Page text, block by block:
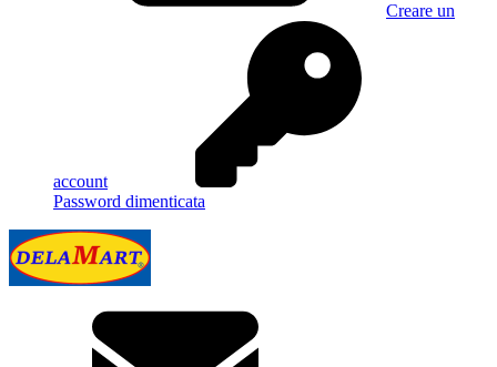
Creare un
account
Password dimenticata